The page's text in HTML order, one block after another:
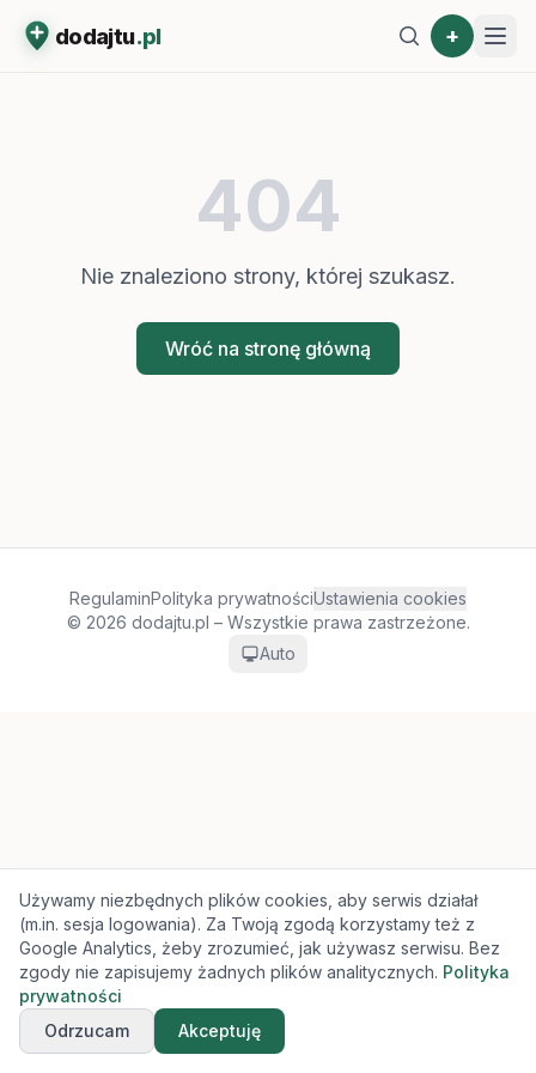
dodajtu.pl +
404
Nie znaleziono strony, której szukasz.
Wróć na stronę główną
RegulaminPolityka prywatnościUstawienia cookies
© 2026 dodajtu.pl – Wszystkie prawa zastrzeżone.
Auto
Używamy niezbędnych plików cookies, aby serwis działał
(m.in. sesja logowania). Za Twoją zgodą korzystamy też z
Google Analytics, żeby zrozumieć, jak używasz serwisu. Bez
zgody nie zapisujemy żadnych plików analitycznych. Polityka
prywatności
Odrzucam
Akceptuję